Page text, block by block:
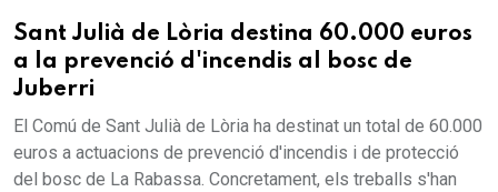
Sant Julià de Lòria destina 60.000 euros
a la prevenció d'incendis al bosc de
Juberri
El Comú de Sant Julià de Lòria ha destinat un total de 60.000
euros a actuacions de prevenció d'incendis i de protecció
del bosc de La Rabassa. Concretament, els treballs s'han